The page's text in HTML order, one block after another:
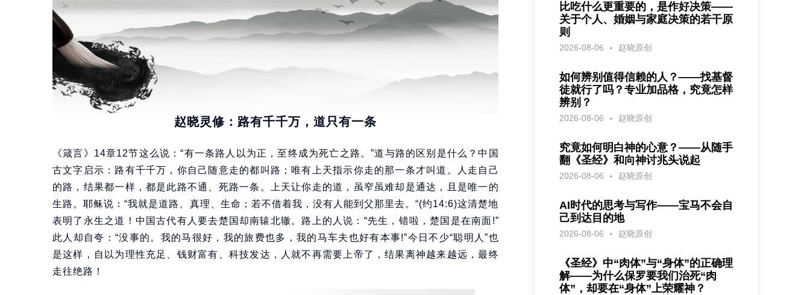
赵晓灵修：路有千千万，道只有一条
《箴言》14章12节这么说：“有一条路人以为正，至终成为死亡之路。”道与路的区别是什么？中国
古文字启示：路有千千万，你自己随意走的都叫路；唯有上天指示你走的那一条才叫道。人走自己
的路，结果都一样，都是此路不通、死路一条。上天让你走的道，虽窄虽难却是通达，且是唯一的
生路。耶稣说：“我就是道路、真理、生命；若不借着我，没有人能到父那里去。“(约14:6)这清楚地
表明了永生之道！中国古代有人要去楚国却南辕北辙。路上的人说：“先生，错啦，楚国是在南面!”
此人却自夸：“没事的。我的马很好，我的旅费也多，我的马车夫也好有本事!”今日不少“聪明人”也
是这样，自以为理性充足、钱财富有、科技发达，人就不再需要上帝了，结果离神越来越远，最终
走往绝路！
比吃什么更重要的，是作好决策——
关于个人、婚姻与家庭决策的若干原
则
2026-08-06 赵晓原创
如何辨别值得信赖的人？——找基督
徒就行了吗？专业加品格，究竟怎样
辨别？
2026-08-06 赵晓原创
究竟如何明白神的心意？——从随手
翻《圣经》和向神讨兆头说起
2026-08-06 赵晓原创
AI时代的思考与写作——宝马不会自
己到达目的地
2026-08-06 赵晓原创
《圣经》中“肉体”与“身体”的正确理
解——为什么保罗要我们治死“肉
体”，却要在“身体”上荣耀神？